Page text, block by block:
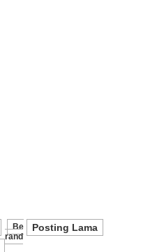
Posting Lama
Be
Rand